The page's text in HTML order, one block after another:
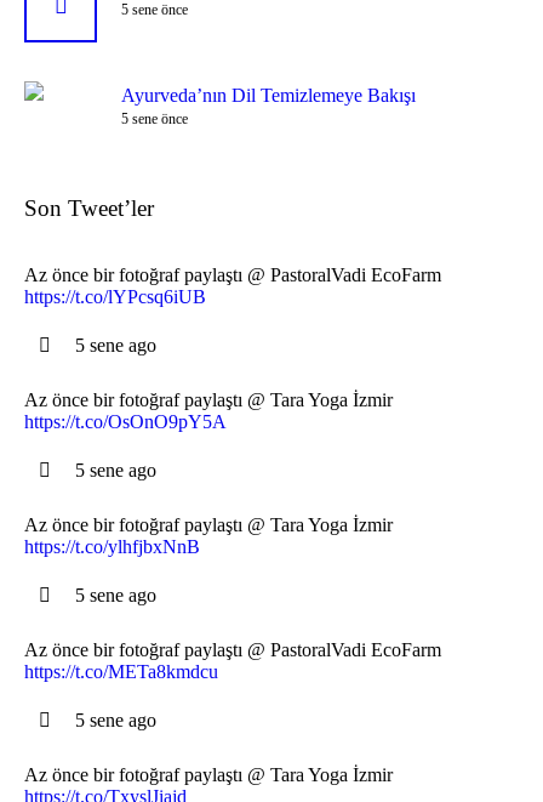
5 sene önce
Ayurveda’nın Dil Temizlemeye Bakışı
5 sene önce
Son Tweet’ler
Az önce bir fotoğraf paylaştı @ PastoralVadi EcoFarm
https://t.co/lYPcsq6iUB
5 sene ago
Az önce bir fotoğraf paylaştı @ Tara Yoga İzmir
https://t.co/OsOnO9pY5A
5 sene ago
Az önce bir fotoğraf paylaştı @ Tara Yoga İzmir
https://t.co/ylhfjbxNnB
5 sene ago
Az önce bir fotoğraf paylaştı @ PastoralVadi EcoFarm
https://t.co/METa8kmdcu
5 sene ago
Az önce bir fotoğraf paylaştı @ Tara Yoga İzmir
https://t.co/TxyslJiajd